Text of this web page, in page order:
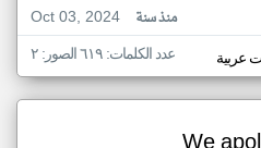
Oct 03, 2024
منذ سنة
عربية عدد الكلمات: ٦١٩ الصور: ٢